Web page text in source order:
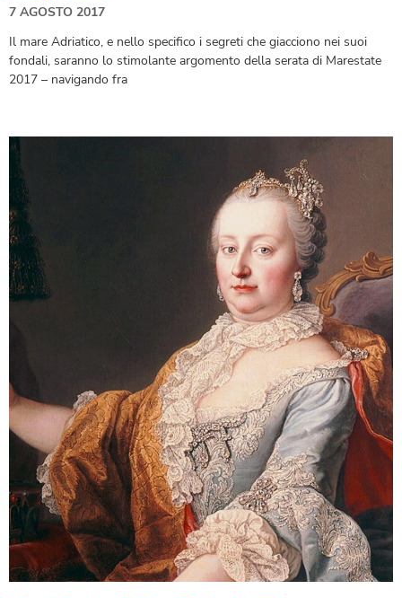
7 AGOSTO 2017
Il mare Adriatico, e nello specifico i segreti che giacciono nei suoi
fondali, saranno lo stimolante argomento della serata di Marestate
2017 – navigando fra